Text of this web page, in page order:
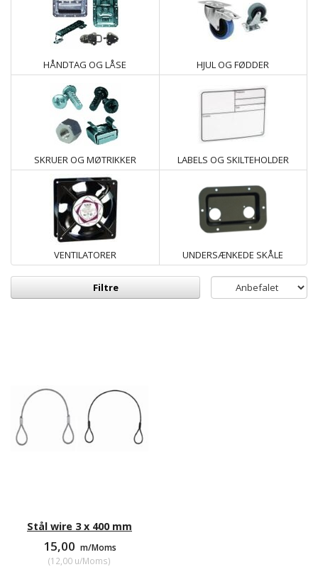
HÅNDTAG OG LÅSE HJUL OG FØDDER
SKRUER OG MØTRIKKER LABELS OG SKILTEHOLDER
VENTILATORER UNDERSÆNKEDE SKÅLE
Filtre
Stål wire 3 x 400 mm
15,00 m/Moms
(12,00 u/Moms)